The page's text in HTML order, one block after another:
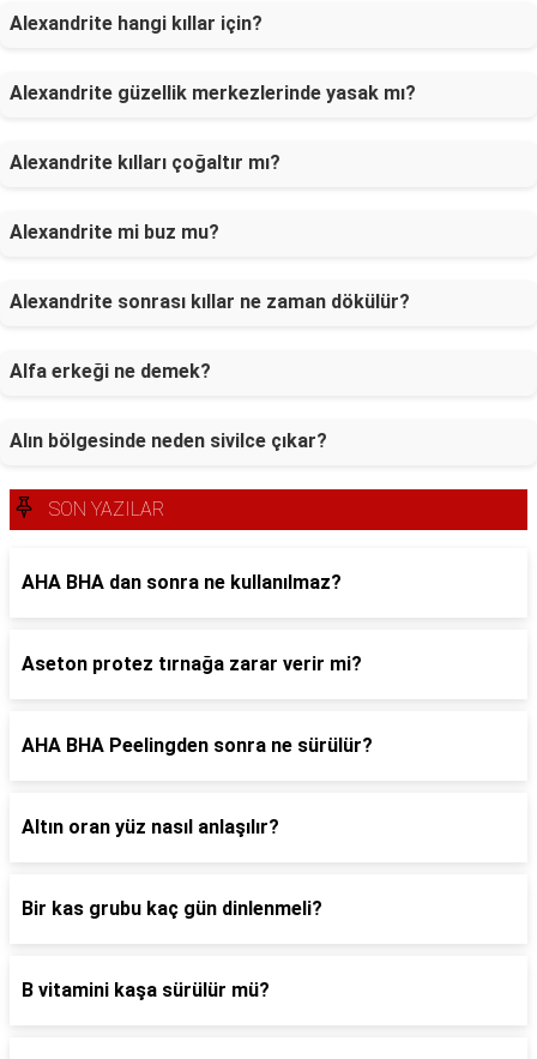
Alexandrite hangi kıllar için?
Alexandrite güzellik merkezlerinde yasak mı?
Alexandrite kılları çoğaltır mı?
Alexandrite mi buz mu?
Alexandrite sonrası kıllar ne zaman dökülür?
Alfa erkeği ne demek?
Alın bölgesinde neden sivilce çıkar?
SON YAZILAR
AHA BHA dan sonra ne kullanılmaz?
Aseton protez tırnağa zarar verir mi?
AHA BHA Peelingden sonra ne sürülür?
Altın oran yüz nasıl anlaşılır?
Bir kas grubu kaç gün dinlenmeli?
B vitamini kaşa sürülür mü?